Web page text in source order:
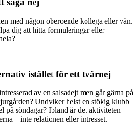
säga nej
med någon oberoende kollega eller vän.
dig att hitta formuleringar eller
istället för ett tvärnej
av en salsadejt men går gärna på
Undviker helst en stökig klubb
på söndagar? Ibland är det aktiviteten
– inte relationen eller intresset.